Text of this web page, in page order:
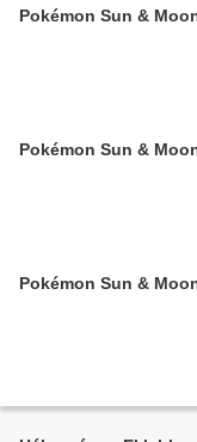
Pokémon Sun &
Pokémon Sun &
Pokémon Sun &